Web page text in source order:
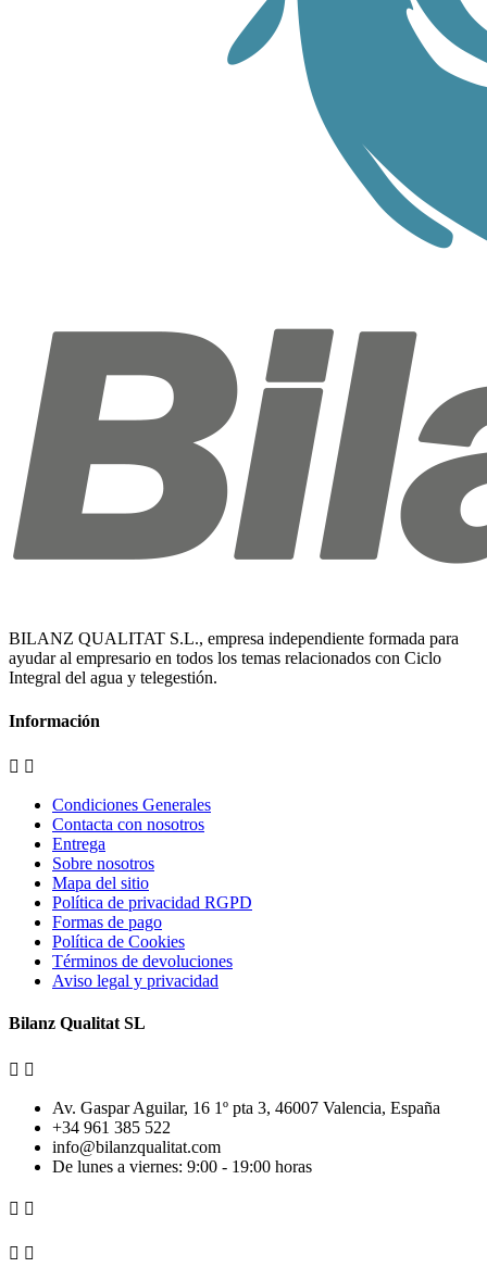
BILANZ QUALITAT S.L., empresa independiente formada para
ayudar al empresario en todos los temas relacionados con Ciclo
Integral del agua y telegestión.
Información
 
Condiciones Generales
Contacta con nosotros
Entrega
Sobre nosotros
Mapa del sitio
Política de privacidad RGPD
Formas de pago
Política de Cookies
Términos de devoluciones
Aviso legal y privacidad
Bilanz Qualitat SL
 
Av. Gaspar Aguilar, 16 1º pta 3, 46007 Valencia, España
+34 961 385 522
info@bilanzqualitat.com
De lunes a viernes: 9:00 - 19:00 horas
 
 